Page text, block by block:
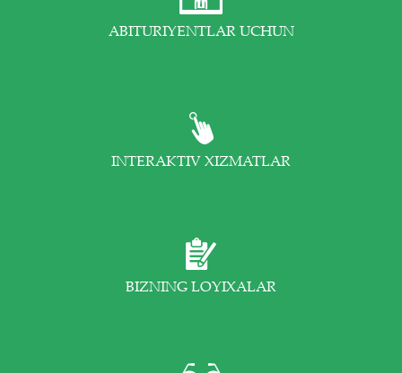
ABITURIYENTLAR UCHUN
INTERAKTIV XIZMATLAR
BIZNING LOYIXALAR